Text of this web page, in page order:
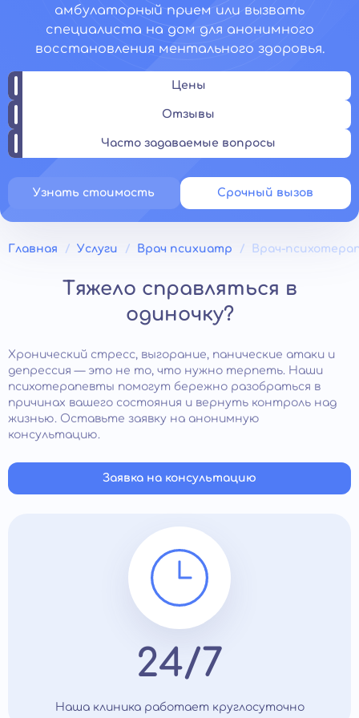
амбулаторный прием или вызвать
специалиста на дом для анонимного
восстановления ментального здоровья.
Цены
Отзывы
Часто задаваемые вопросы
Узнать стоимость Срочный вызов
Главная Услуги Врач психиатр Врач-
Тяжело справляться в
одиночку?
Хронический стресс, выгорание, панические атаки и
депрессия — это не то, что нужно терпеть. Наши
психотерапевты помогут бережно разобраться в
причинах вашего состояния и вернуть контроль над
жизнью. Оставьте заявку на анонимную
консультацию.
Заявка на консультацию
24/7
Наша клиника работает круглосуточно